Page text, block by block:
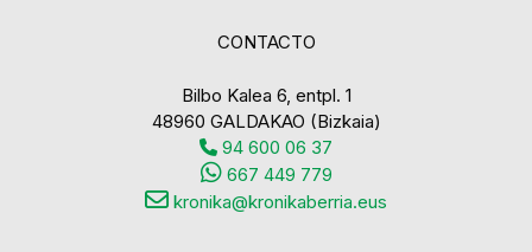
CONTACTO
Bilbo Kalea 6, entpl. 1
48960 GALDAKAO (Bizkaia)
94 600 06 37
667 449 779
kronika@kronikaberria.eus